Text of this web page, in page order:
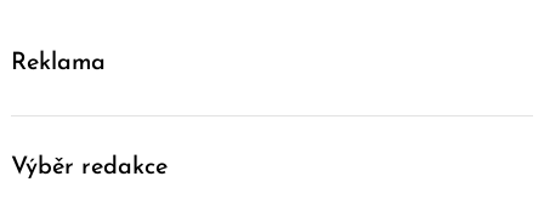
Reklama
Výběr redakce